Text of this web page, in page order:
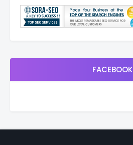
FACEBOOK